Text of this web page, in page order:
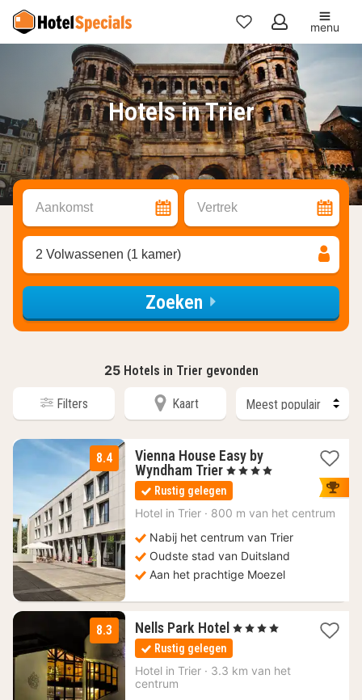
Mijn
favorieten
menu
Hotels in Trier
Aankomst Vertrek
2 Volwassenen (1 kamer)
Zoeken
25 Hotels in Trier gevonden
Filters Kaart
8.4
Vienna House Easy by
Wyndham Trier 1
nacht
vanaf
108,20
, 4 Sterren
Rustig gelegen
Hotel in Trier · 800 m van het centrum
Nabij het centrum van Trier
Oudste stad van Duitsland
Aan het prachtige Moezel
8.3 Nells Park Hotel 2
nachten
vanaf
156
, 4 Sterren
Rustig gelegen
Hotel in Trier · 3.3 km van het
centrum